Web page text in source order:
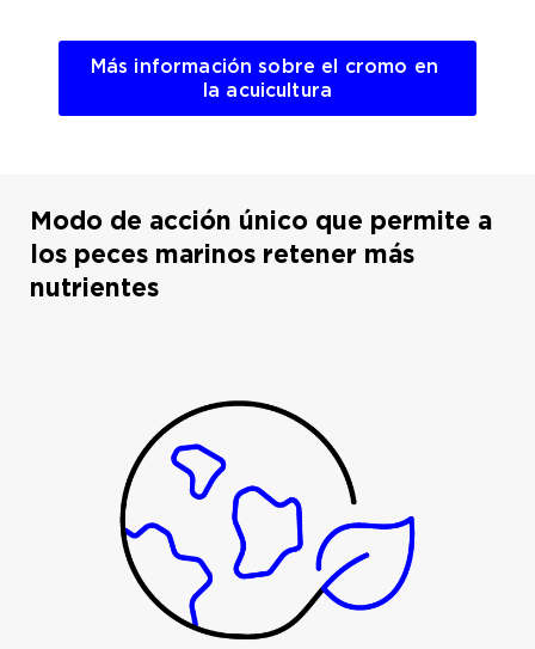
Más información sobre el cromo en
la acuicultura
Modo de acción único que permite a
los peces marinos retener más
nutrientes